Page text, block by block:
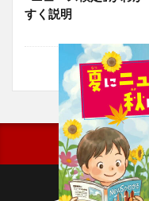
すく説明